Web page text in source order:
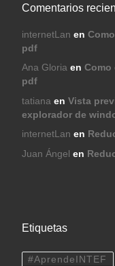
Comentarios
internetLan en
pdf
Ana Gloriaen Como
pdf
tatiana en Vista
explorador de
internetLan en
Juan Ángel en
Etiquetas
#AprendeINTEF